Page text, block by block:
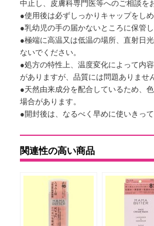
中止し、皮膚科専門医等へのご相談を
●使用後は必ずしっかりキャップをしめ
●乳幼児の手の届かないところに保管し
●極端に高温又は低温の場所、直射日
ないでください。
●処方の特性上、温度変化によって内
がありますが、品質には問題ありません
●天然由来成分を配合しているため、
場合があります。
●開封後は、なるべく早めに使いきって
関連性の高い商品